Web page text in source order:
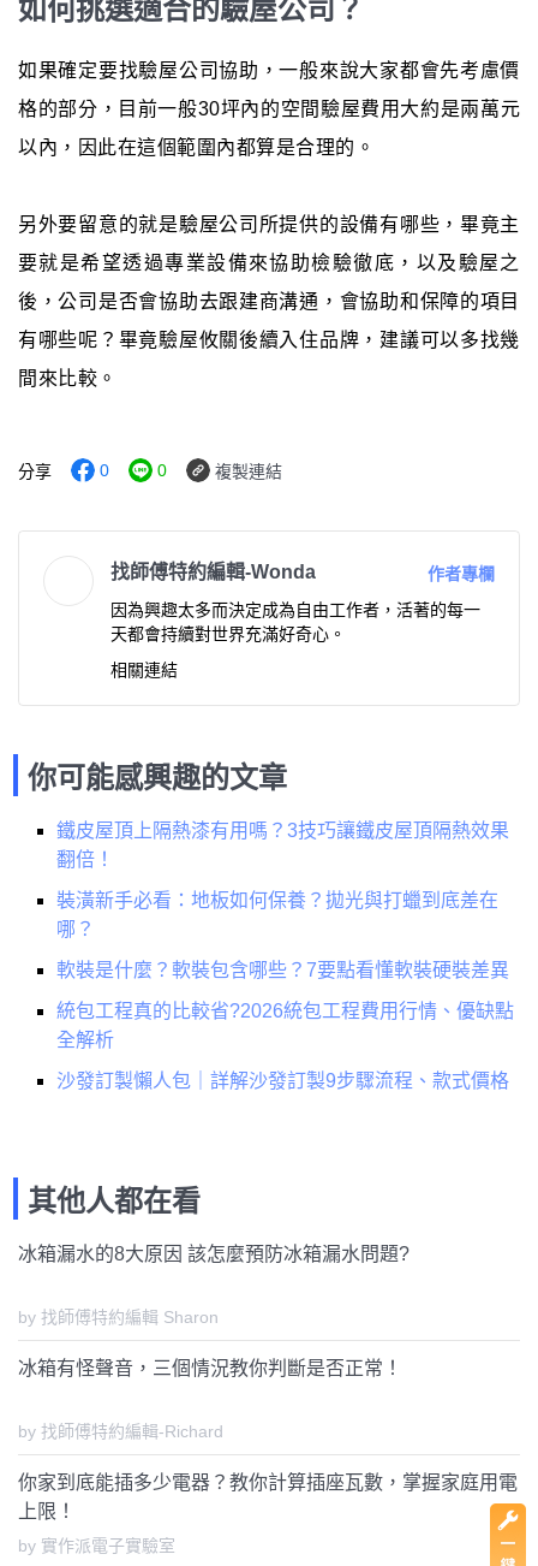
如何挑選適合的驗屋公司？
如果確定要找驗屋公司協助，一般來說大家都會先考慮價
格的部分，目前一般30坪內的空間驗屋費用大約是兩萬元
以內，因此在這個範圍內都算是合理的。
另外要留意的就是驗屋公司所提供的設備有哪些，畢竟主
要就是希望透過專業設備來協助檢驗徹底，以及驗屋之
後，公司是否會協助去跟建商溝通，會協助和保障的項目
有哪些呢？畢竟驗屋攸關後續入住品牌，建議可以多找幾
間來比較。
分享 0 0 複製連結
找師傅特約編輯-Wonda
作者專欄
因為興趣太多而決定成為自由工作者，活著的每一
天都會持續對世界充滿好奇心。
相關連結
你可能感興趣的文章
鐵皮屋頂上隔熱漆有用嗎？3技巧讓鐵皮屋頂隔熱效果
翻倍！
裝潢新手必看：地板如何保養？拋光與打蠟到底差在
哪？
軟裝是什麼？軟裝包含哪些？7要點看懂軟裝硬裝差異
統包工程真的比較省?2026統包工程費用行情、優缺點
全解析
沙發訂製懶人包｜詳解沙發訂製9步驟流程、款式價格
其他人都在看
冰箱漏水的8大原因 該怎麼預防冰箱漏水問題?
by 找師傅特約編輯 Sharon
冰箱有怪聲音，三個情況教你判斷是否正常！
by 找師傅特約編輯-Richard
你家到底能插多少電器？教你計算插座瓦數，掌握家庭用電
上限！
by 實作派電子實驗室